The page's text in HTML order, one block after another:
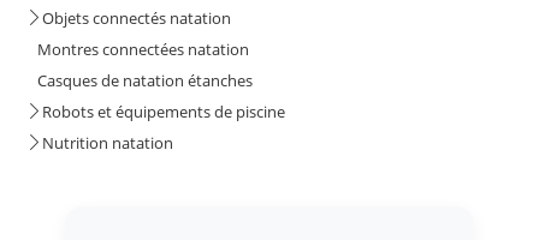
Objets connectés natation
Montres connectées natation
Casques de natation étanches
Robots et équipements de piscine
Nutrition natation